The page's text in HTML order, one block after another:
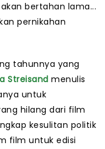
bertahan lama...
pernikahan
tahunnya yang
Streisand menulis
untuk
hilang dari film
kesulitan politik
film untuk edisi